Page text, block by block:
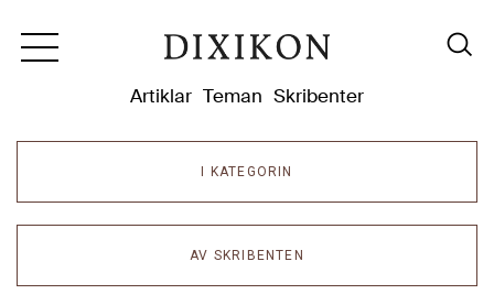
Artiklar Teman Skribenter
I KATEGORIN
AV SKRIBENTEN